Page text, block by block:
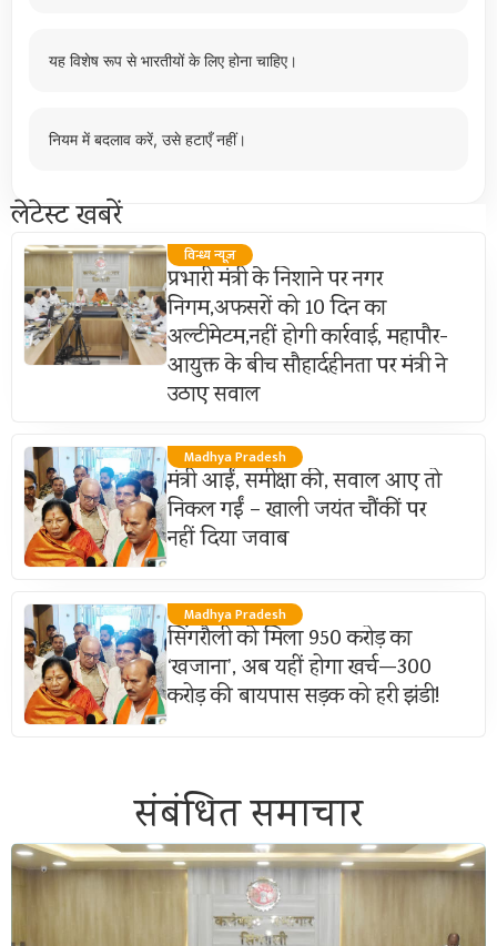
यह विशेष रूप से भारतीयों के लिए होना चाहिए।
नियम में बदलाव करें, उसे हटाएँ नहीं।
लेटेस्ट खबरें
विन्ध्य न्यूज़
प्रभारी मंत्री के निशाने पर नगर
निगम,अफसरों को 10 दिन का
अल्टीमेटम,नहीं होगी कार्रवाई, महापौर-
आयुक्त के बीच सौहार्दहीनता पर मंत्री ने
उठाए सवाल
Madhya Pradesh
मंत्री आईं, समीक्षा की, सवाल आए तो
निकल गईं – खाली जयंत चौंकीं पर
नहीं दिया जवाब
Madhya Pradesh
सिंगरौली को मिला 950 करोड़ का
‘खजाना’, अब यहीं होगा खर्च—300
करोड़ की बायपास सड़क को हरी झंडी!
संबंधित समाचार